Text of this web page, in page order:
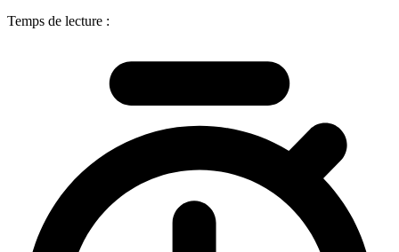
Temps de lecture :